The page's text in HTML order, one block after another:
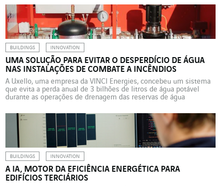
legumes, 5.000 produtos diferentes. É o volume que passa todos
os anos pelas instalações da Frutura com destino aos varejistas
[…]
BUILDINGS INNOVATION
UMA SOLUÇÃO PARA EVITAR O DESPERDÍCIO DE ÁGUA
NAS INSTALAÇÕES DE COMBATE A INCÊNDIOS
A Uxello, uma empresa da VINCI Energies, concebeu um sistema
que evita a perda anual de 3 bilhões de litros de água potável
durante as operações de drenagem das reservas de água
em toda a França. As instalações de sprinklers, as soluções mais
eficazes para prevenir […]
BUILDINGS INNOVATION
A IA, MOTOR DA EFICIÊNCIA ENERGÉTICA PARA
EDIFÍCIOS TERCIÁRIOS